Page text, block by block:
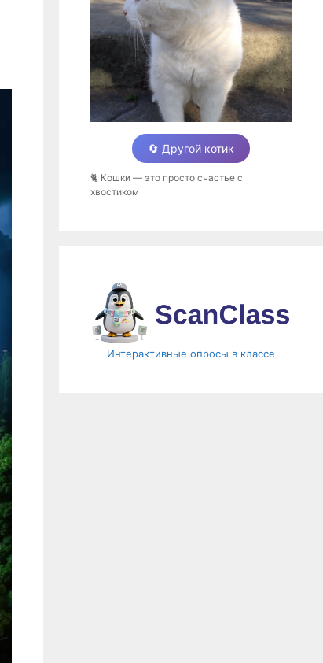
🔄 Другой котик
🐈 Кошки — это просто счастье с
хвостиком
Интерактивные опросы в классе